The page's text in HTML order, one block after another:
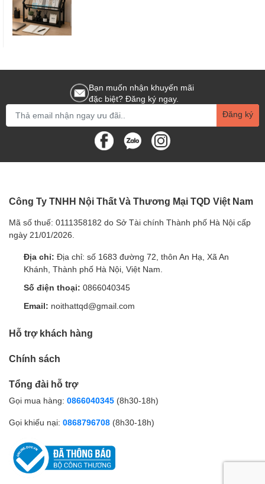
Bạn muốn nhận khuyến mãi
đặc biệt? Đăng ký ngay.
Đăng ký
Công Ty TNHH Nội Thất Và Thương Mại TQD Việt Nam
Mã số thuế: 0111358182 do Sở Tài chính Thành phố Hà Nội cấp
ngày 21/01/2026.
Địa chỉ: Địa chỉ: số 1683 đường 72, thôn An Hạ, Xã An
Khánh, Thành phố Hà Nội, Việt Nam.
Số điện thoại: 0866040345
Email: noithattqd@gmail.com
Hỗ trợ khách hàng
Chính sách
Tổng đài hỗ trợ
Gọi mua hàng: 0866040345 (8h30-18h)
Gọi khiếu nại: 0868796708 (8h30-18h)